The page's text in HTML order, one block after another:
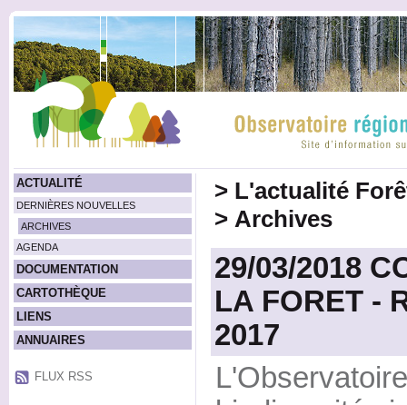
ACTUALITÉ
DERNIÈRES NOUVELLES
ARCHIVES
AGENDA
DOCUMENTATION
CARTOTHÈQUE
LIENS
ANNUAIRES
FLUX RSS
> L'actualité
> Archives
29/03/2018
LA FORET -
2017